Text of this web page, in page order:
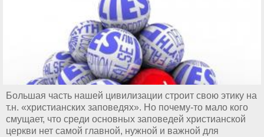
Большая часть нашей цивилизации строит свою этику на
т.н. «христианских заповедях». Но почему-то мало кого
смущает, что среди основных заповедей христианской
церкви нет самой главной, нужной и важной для